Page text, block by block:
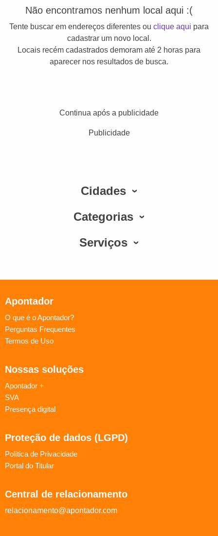
Não encontramos nenhum local aqui :(
Tente buscar em endereços diferentes ou clique aqui para
cadastrar um novo local.
Locais recém cadastrados demoram até 2 horas para
aparecer nos resultados de busca.
Continua após a publicidade
Publicidade
Cidades
Categorias
Serviços
Apontador
O que é o Apontador?
Perguntas Frequentes
Termos de Uso
Nossas soluções
Apontador +
SVA
Presença digital
Proteção de dados (LGPD)
Política de Privacidade
Portal do Titular
Central de relacionamento
relacionamento@apontador.com